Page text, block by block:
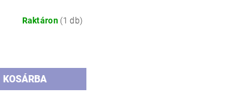
Raktáron (1 db)